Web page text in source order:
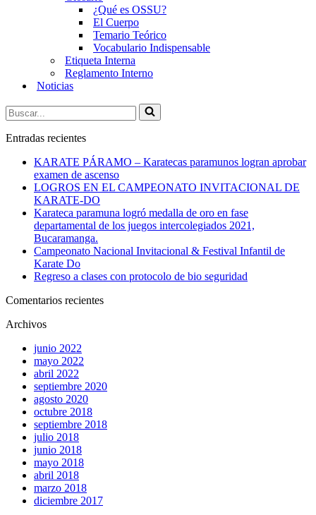
¿Qué es OSSU?
El Cuerpo
Temario Teórico
Vocabulario Indispensable
Etiqueta Interna
Reglamento Interno
Noticias
Buscar...
Entradas recientes
KARATE PÁRAMO – Karatecas paramunos logran aprobar
examen de ascenso
LOGROS EN EL CAMPEONATO INVITACIONAL DE
KARATE-DO
Karateca paramuna logró medalla de oro en fase
departamental de los juegos intercolegiados 2021,
Bucaramanga.
Campeonato Nacional Invitacional & Festival Infantil de
Karate Do
Regreso a clases con protocolo de bio seguridad
Comentarios recientes
Archivos
junio 2022
mayo 2022
abril 2022
septiembre 2020
agosto 2020
octubre 2018
septiembre 2018
julio 2018
junio 2018
mayo 2018
abril 2018
marzo 2018
diciembre 2017